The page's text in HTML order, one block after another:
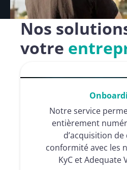
Nos
votre
Notre service
entièrement
d’acquisition de
conformité avec les
KyC et Adequate